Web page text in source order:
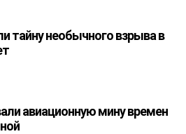
тайну необычного взрыва в
авиационную мину времен